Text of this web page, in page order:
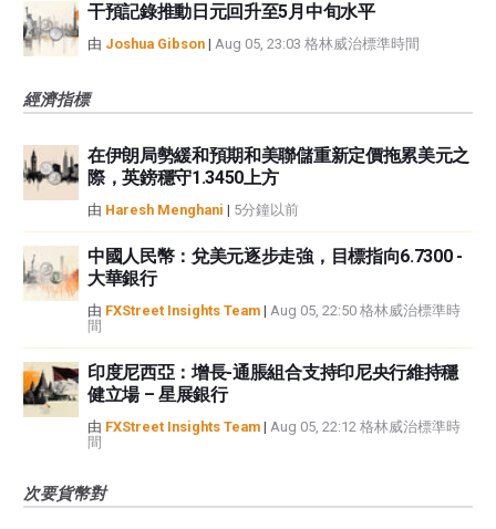
干預記錄推動日元回升至5月中旬水平
由 Joshua Gibson | Aug 05, 23:03 格林威治標準時間
經濟指標
在伊朗局勢緩和預期和美聯儲重新定價拖累美元之
際，英鎊穩守1.3450上方
由 Haresh Menghani | 5分鐘以前
中國人民幣：兌美元逐步走強，目標指向6.7300 -
大華銀行
由 FXStreet Insights Team | Aug 05, 22:50 格林威治標準時
間
印度尼西亞：增長-通脹組合支持印尼央行維持穩
健立場 – 星展銀行
由 FXStreet Insights Team | Aug 05, 22:12 格林威治標準時
間
次要貨幣對